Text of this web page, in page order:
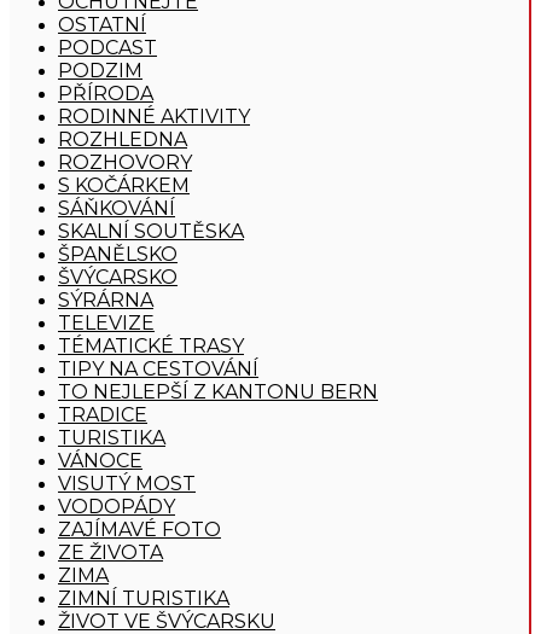
OSTATNÍ
PODCAST
PODZIM
PŘÍRODA
RODINNÉ AKTIVITY
ROZHLEDNA
ROZHOVORY
S KOČÁRKEM
SÁŇKOVÁNÍ
SKALNÍ SOUTĚSKA
ŠPANĚLSKO
ŠVÝCARSKO
SÝRÁRNA
TELEVIZE
TÉMATICKÉ TRASY
TIPY NA CESTOVÁNÍ
TO NEJLEPŠÍ Z KANTONU BERN
TRADICE
TURISTIKA
VÁNOCE
VISUTÝ MOST
VODOPÁDY
ZAJÍMAVÉ FOTO
ZE ŽIVOTA
ZIMA
ZIMNÍ TURISTIKA
ŽIVOT VE ŠVÝCARSKU